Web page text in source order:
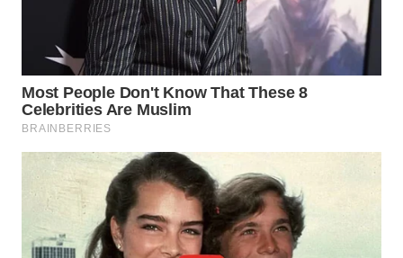
WN
MALUKU
WN
MALUT
DAIRI
WN